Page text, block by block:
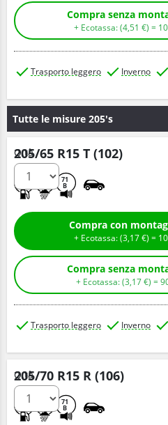
+ Ecotassa: (4,51 € ) =
Trasporto leggero Inverno
Tutte le misure 205's
205/65 R15 T (102)
71
B
Q.tà
+ Ecotassa: (3,17€ ) =
+ Ecotassa: (3,17€ ) =
Trasporto leggero Inverno
205/70 R15 R (106)
71
B
Q.tà